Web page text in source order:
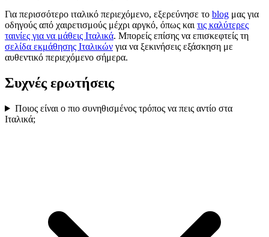
Για περισσότερο ιταλικό περιεχόμενο, εξερεύνησε το blog μας για
οδηγούς από χαιρετισμούς μέχρι αργκό, όπως και τις καλύτερες
ταινίες για να μάθεις Ιταλικά. Μπορείς επίσης να επισκεφτείς τη
σελίδα εκμάθησης Ιταλικών για να ξεκινήσεις εξάσκηση με
αυθεντικό περιεχόμενο σήμερα.
Συχνές ερωτήσεις
Ποιος είναι ο πιο συνηθισμένος τρόπος να πεις αντίο στα
Ιταλικά;